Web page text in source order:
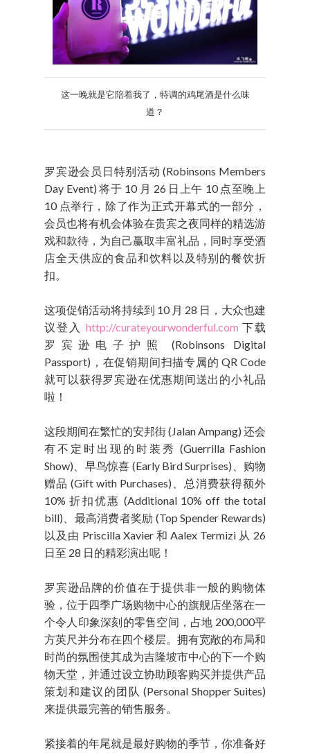
这一晚就是它陪着我了，特调的鸡尾酒是什么味
道？
罗宾逊会员日特别活动 (Robinsons Members
Day Event) 将于 10 月 26 日上午 10 点至晚上
10 点举行，除了作为正式开幕式的一部分，
会员也将有机会体验在贵宾之夜同样的精选游
戏和款待，为自己赢取丰富礼品，同时享受酒
店全天供应的食品和饮料以及特别的餐饮折
扣。
这项促销活动将持续到 10 月 28 日，大众也建
议登入 http://curateyourwonderful.com 下载
罗宾逊电子护照 (Robinsons Digital
Passport)，在促销期间扫描专属的 QR Code
就可以获得罗宾逊在优惠期间送出的小礼品
啦！
这段期间在繁忙的安邦街 (Jalan Ampang) 还会
有不定时出现的时装秀 (Guerrilla Fashion
Show)、早鸟惊喜 (Early Bird Surprises)、购物
赠品 (Gift with Purchases)、总消费获得额外
10% 折扣优惠 (Additional 10% off the total
bill)、最高消费者奖励 (Top Spender Rewards)
以及由 Priscilla Xavier 和 Aalex Termizi 从 26
日至 28 日的精彩演出呢！
罗宾逊品牌的价值在于提供非一般的购物体
验，位于四季广场购物中心的旗舰店坐落在一
个令人印象深刻的零售空间，占地 200,000平
方英尺并分布在四个楼层。拥有宽敞的布局和
时尚的氛围使其成为吉隆坡市中心的下一个购
物天堂，并通过设立协助顾客购买并提供产品
策划和建议的团队 (Personal Shopper Suites)
来提供最完善的销售服务。
紧接着的年尾就是最好购物的季节，你准备好